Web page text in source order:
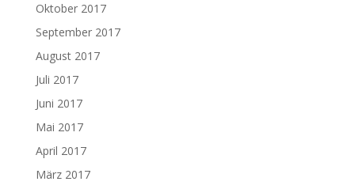
Oktober 2017
September 2017
August 2017
Juli 2017
Juni 2017
Mai 2017
April 2017
März 2017